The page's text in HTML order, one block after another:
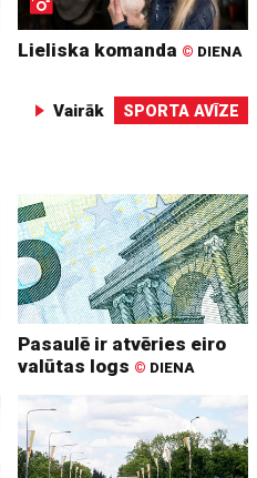
Lieliska komanda © DIENA
Vairāk SPORTA AVĪZE
Pasaulē ir atvēries eiro
valūtas logs © DIENA